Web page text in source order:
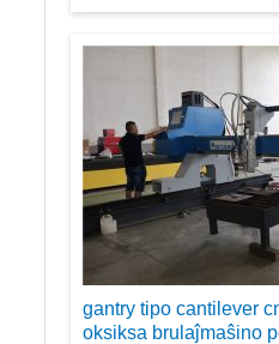
gantry tipo cantilever
oksiksa brulaĵmaŝino